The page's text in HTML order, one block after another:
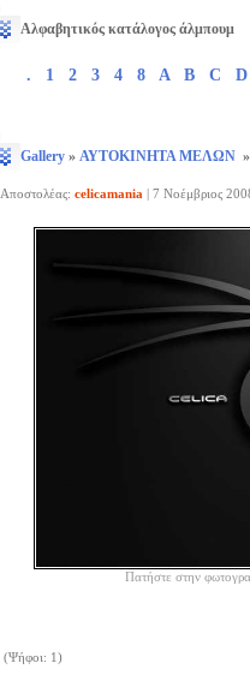
Αλφαβητικός κατάλογος άλμπουμ
. 1 2 3 4 8 A B C D
Gallery » ΑΥΤΟΚΙΝΗΤΑ ΜΕΛΩΝ
Αποστολέας: celicamania | 7 Νοέμβριος
Πατήστε στην
(Ψήφοι: 1)